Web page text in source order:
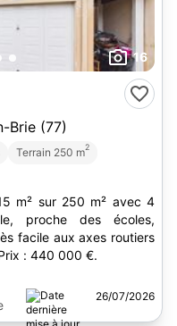
16
Brie (77)
Terrain 250 m2
m² sur 250 m² avec 4
proche des écoles,
facile aux axes routiers
: 440 000 €.
26/07/2026